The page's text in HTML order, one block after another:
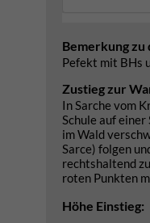
Bemerkung zu
Pefekt mit BHs
Zustieg zur
In Sarche vom
Schule auf
im Wald
Sarce) folgen
rechtshaltend
roten Punkten
Höhe Einstieg: